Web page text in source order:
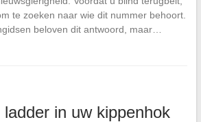
te zoeken naar wie dit nummer behoort.
beloven dit antwoord, maar…
in uw kippenhok